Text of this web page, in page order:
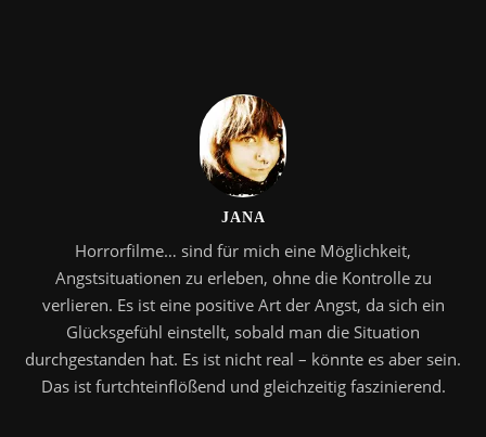
JANA
Horrorfilme… sind für mich eine Möglichkeit,
Angstsituationen zu erleben, ohne die Kontrolle zu
verlieren. Es ist eine positive Art der Angst, da sich ein
Glücksgefühl einstellt, sobald man die Situation
durchgestanden hat. Es ist nicht real – könnte es aber sein.
Das ist furtchteinflößend und gleichzeitig faszinierend.